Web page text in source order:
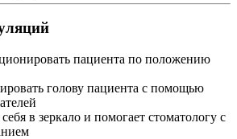
пациента по положению
голову пациента с помощью
в зеркало и помогает стоматологу с